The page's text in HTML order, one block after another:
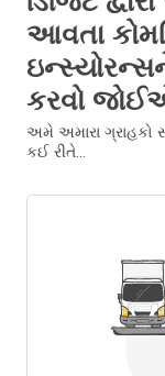
આવતા
કરવો
અમે અમારા ગ્રાહકો
કઈ રીતે…